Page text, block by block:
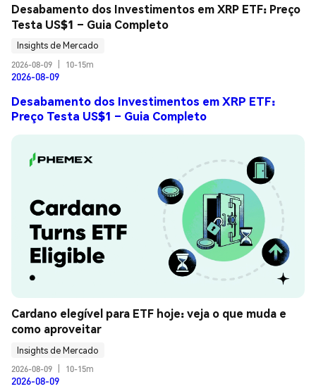
Desabamento dos Investimentos em XRP ETF: Preço
Testa US$1 – Guia Completo
Insights de Mercado
2026-08-09
10-15m
2026-08-09
Desabamento dos Investimentos em XRP ETF:
Preço Testa US$1 – Guia Completo
Cardano elegível para ETF hoje: veja o que muda e
como aproveitar
Insights de Mercado
2026-08-09
10-15m
2026-08-09